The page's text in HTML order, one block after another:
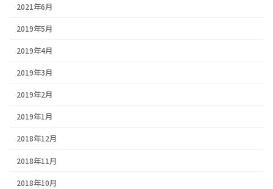
2021年6月
2019年5月
2019年4月
2019年3月
2019年2月
2019年1月
2018年12月
2018年11月
2018年10月